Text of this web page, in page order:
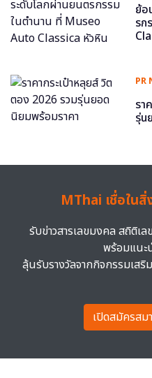
ย้อ
รก
PR
รา
รุ่น
MThai เชื่อในสิ่
รับข่าวสารเลขมงคล สถิติเ
พร้อมแนะ
ลุ้นรับรางวัลจากกิจกรรมเส
เปิดสมัครสม